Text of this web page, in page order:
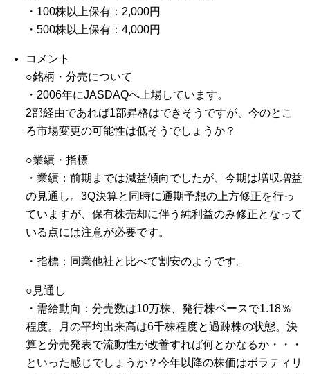
・100株以上保有：2,000円
・500株以上保有：4,000円
コメント
○銘柄・分売について
・2006年にJASDAQへ上場しています。
2部経由であれば1部昇格はできそうですが、今のとこ
ろ市場変更の可能性は低そうでしょうか？
○業績・指標
・業績：前期までは減益傾向でしたが、今期は増収増益
の見通し。3Q決算と同時に通期予想の上方修正を行っ
ていますが、保有株売却に伴う純利益のみ修正となって
いる点には注意が必要です。
・指標：同業他社と比べて割安のようです。
○見通し
・需給動向：分売数は10万株、発行株ベースで1.18％
程度。月の平均出来高は6千株程度と過疎株の状態。決
算と分売発表で流動性が改善すれば何とかなるか・・・
といった感じでしょうか？今年以降の株価はボラティリ